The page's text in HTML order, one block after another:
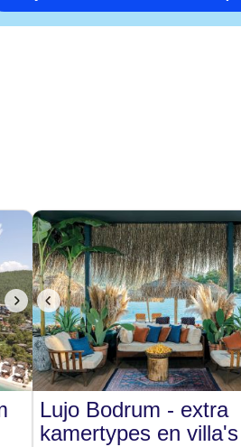
Lujo Bodrum - extra
kamertypes en villa's